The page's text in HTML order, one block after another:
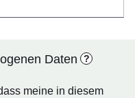
Daten ?
meine in diesem